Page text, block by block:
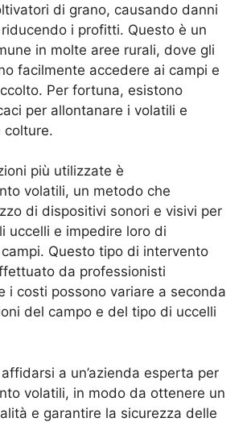
di grano, causando danni
i profitti. Questo è un
in molte aree rurali, dove gli
facilmente accedere ai campi e
Per fortuna, esistono
per allontanare i volatili e
colture.
più utilizzate è
volatili, un metodo che
di dispositivi sonori e visivi per
uccelli e impedire loro di
Questo tipo di intervento
da professionisti
i costi possono variare a seconda
del campo e del tipo di uccelli
a un’azienda esperta per
volatili, in modo da ottenere un
e garantire la sicurezza delle